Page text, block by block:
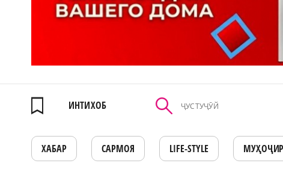
ИНТИХОБ
ХАБАР САРМОЯ LIFE-STYLE